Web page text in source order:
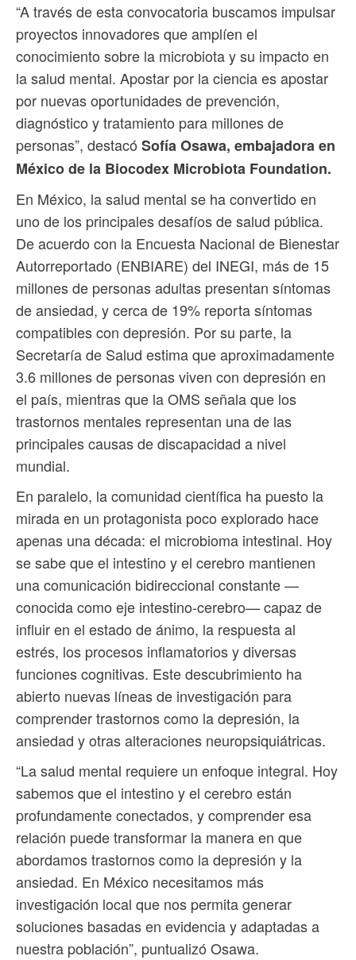
“A través de esta convocatoria buscamos impulsar
proyectos innovadores que amplíen el
conocimiento sobre la microbiota y su impacto en
la salud mental. Apostar por la ciencia es apostar
por nuevas oportunidades de prevención,
diagnóstico y tratamiento para millones de
personas”, destacó Sofía Osawa, embajadora en
México de la Biocodex Microbiota Foundation.
En México, la salud mental se ha convertido en
uno de los principales desafíos de salud pública.
De acuerdo con la Encuesta Nacional de Bienestar
Autorreportado (ENBIARE) del INEGI, más de 15
millones de personas adultas presentan síntomas
de ansiedad, y cerca de 19% reporta síntomas
compatibles con depresión. Por su parte, la
Secretaría de Salud estima que aproximadamente
3.6 millones de personas viven con depresión en
el país, mientras que la OMS señala que los
trastornos mentales representan una de las
principales causas de discapacidad a nivel
mundial.
En paralelo, la comunidad científica ha puesto la
mirada en un protagonista poco explorado hace
apenas una década: el microbioma intestinal. Hoy
se sabe que el intestino y el cerebro mantienen
una comunicación bidireccional constante —
conocida como eje intestino-cerebro— capaz de
influir en el estado de ánimo, la respuesta al
estrés, los procesos inflamatorios y diversas
funciones cognitivas. Este descubrimiento ha
abierto nuevas líneas de investigación para
comprender trastornos como la depresión, la
ansiedad y otras alteraciones neuropsiquiátricas.
“La salud mental requiere un enfoque integral. Hoy
sabemos que el intestino y el cerebro están
profundamente conectados, y comprender esa
relación puede transformar la manera en que
abordamos trastornos como la depresión y la
ansiedad. En México necesitamos más
investigación local que nos permita generar
soluciones basadas en evidencia y adaptadas a
nuestra población”, puntualizó Osawa.